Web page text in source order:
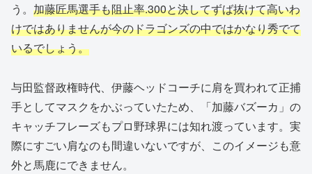
う。 加藤匠馬選手も阻止率.300と決してずば抜けて高いわ
けではありませんが今のドラゴンズの中ではかなり秀でて
いるでしょう。
与田監督政権時代、伊藤ヘッドコーチに肩を買われて正捕
手としてマスクをかぶっていたため、「加藤バズーカ」の
キャッチフレーズもプロ野球界には知れ渡っています。実
際にすごい肩なのも間違いないですが、このイメージも意
外と馬鹿にできません。